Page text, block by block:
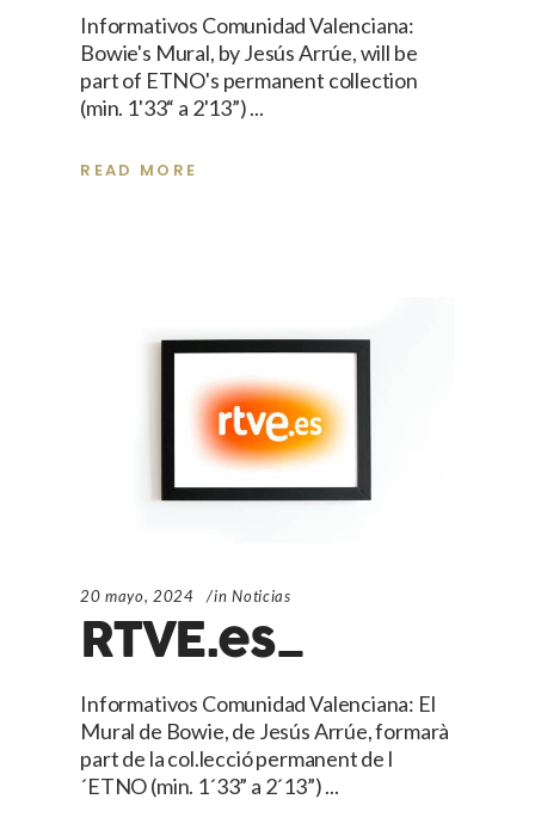
Informativos Comunidad Valenciana:
Bowie's Mural, by Jesús Arrúe, will be
part of ETNO's permanent collection
(min. 1'33“ a 2'13”)
READ MORE
20 mayo, 2024 in Noticias
RTVE.es_
Informativos Comunidad Valenciana: El
Mural de Bowie, de Jesús Arrúe, formarà
part de la col.lecció permanent de l
´ETNO (min. 1´33” a 2´13”)